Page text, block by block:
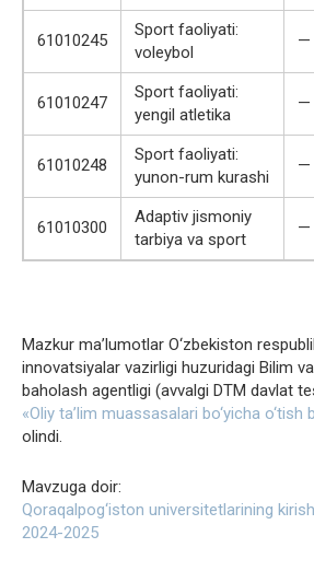
61010245
Sport faoliyati:
voleybol
—
61010247
Sport faoliyati:
yengil atletika
—
61010248
Sport faoliyati:
yunon-rum kurashi
—
61010300
Adaptiv jismoniy
tarbiya va sport
—
Mazkur ma’lumotlar O‘zbekiston
innovatsiyalar vazirligi huzuridagi Bilim
baholash agentligi (avvalgi DTM davlat
«Oliy ta’lim muassasalari bo‘yicha o‘tish
olindi.
Mavzuga doir:
Qoraqalpog‘iston universitetlarining
2024-2025